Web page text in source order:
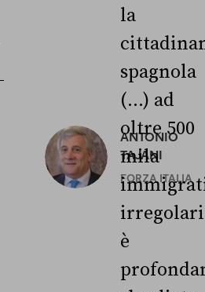
ANTONIO
TAJANI
FORZA ITALIA
la
spagnola
(...) ad
oltre 500
mila
irregolari
è